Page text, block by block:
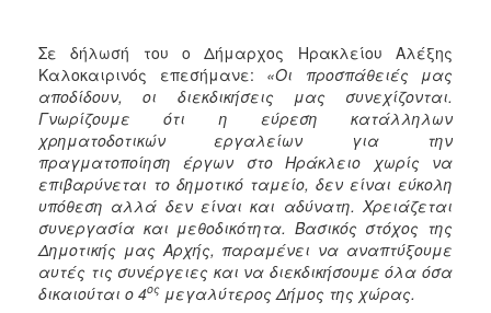
Σε δήλωσή του ο Δήμαρχος Ηρακλείου Αλέξης
Καλοκαιρινός επεσήμανε: «Οι προσπάθειές μας
αποδίδουν, οι διεκδικήσεις μας συνεχίζονται.
Γνωρίζουμε ότι η εύρεση κατάλληλων
χρηματοδοτικών εργαλείων για την
πραγματοποίηση έργων στο Ηράκλειο χωρίς να
επιβαρύνεται το δημοτικό ταμείο, δεν είναι εύκολη
υπόθεση αλλά δεν είναι και αδύνατη. Χρειάζεται
συνεργασία και μεθοδικότητα. Βασικός στόχος της
Δημοτικής μας Αρχής, παραμένει να αναπτύξουμε
αυτές τις συνέργειες και να διεκδικήσουμε όλα όσα
δικαιούται ο 4ος μεγαλύτερος Δήμος της χώρας.